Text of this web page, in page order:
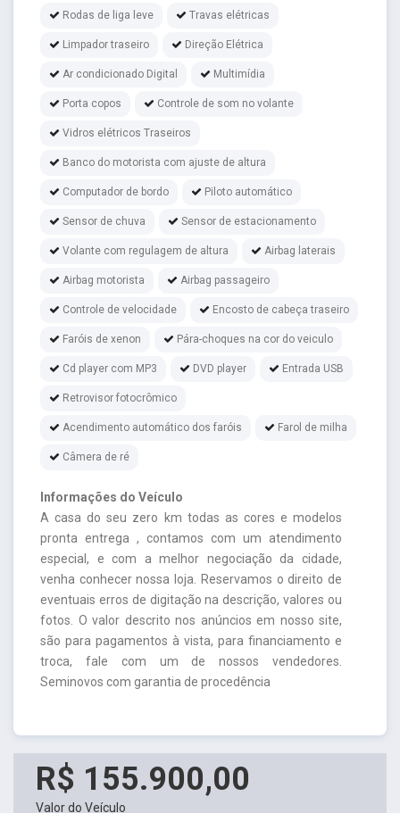
Rodas de liga leve Travas elétricas
Limpador traseiro Direção Elétrica
Ar condicionado Digital Multimídia
Porta copos Controle de som no volante
Vidros elétricos Traseiros
Banco do motorista com ajuste de altura
Computador de bordo Piloto automático
Sensor de chuva Sensor de estacionamento
Volante com regulagem de altura Airbag laterais
Airbag motorista Airbag passageiro
Controle de velocidade Encosto de cabeça traseiro
Faróis de xenon Pára-choques na cor do veiculo
Cd player com MP3 DVD player Entrada USB
Retrovisor fotocrômico
Acendimento automático dos faróis Farol de milha
Câmera de ré
Informações do Veículo
A casa do seu zero km todas as cores e modelos
pronta entrega , contamos com um atendimento
especial, e com a melhor negociação da cidade,
venha conhecer nossa loja. Reservamos o direito de
eventuais erros de digitação na descrição, valores ou
fotos. O valor descrito nos anúncios em nosso site,
são para pagamentos à vista, para financiamento e
troca, fale com um de nossos vendedores.
Seminovos com garantia de procedência
R$ 155.900,00
Valor do Veículo